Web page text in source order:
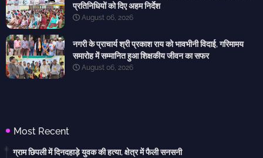
प्रतिनिधियों को दिए अहम निर्देश
August 06, 2026
नगरी के प्राचार्य श्री प्रकाश राय को भावभीनी विदाई, गरिमामय
समारोह में सम्मानित हुआ शिक्षकीय जीवन का सफर
August 06, 2026
Most Recent
ग्राम छिपली में दिनदहाड़े युवक की हत्या, क्षेत्र में फैली सनसनी